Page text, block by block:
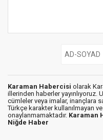
Karaman Habercisi olarak
illerinden haberler yayınlıyoruz.
cümleler veya imalar, inançlara
Türkçe karakter kullanılmayan
onaylanmamaktadır. Karaman
Niğde Haber